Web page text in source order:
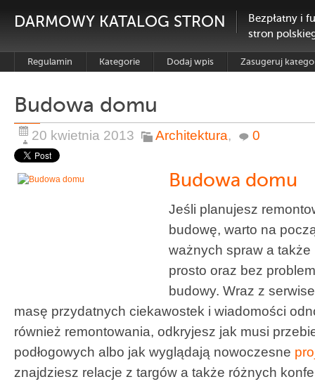
DARMOWY KATALOG STRON
Bezpłatny i
stron
Regulamin Kategorie Dodaj wpis Zasugeruj
Budowa domu
20 kwietnia 2013 Architektura, 0
Budowa domu
Jeśli planujesz
budowę, warto na
ważnych spraw a
prosto oraz bez
budowy. Wraz z
masę przydatnych ciekawostek i wiadomości
również remontowania, odkryjesz jak musi
podłogowych albo jak wyglądają nowoczesne
znajdziesz relacje z targów a także różnych